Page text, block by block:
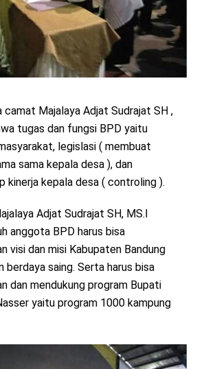
camat Majalaya Adjat Sudrajat SH ,
tugas dan fungsi BPD yaitu
legislasi ( membuat
sama kepala desa ), dan
kinerja kepala desa ( controling ).
Adjat Sudrajat SH, MS.I
anggota BPD harus bisa
visi dan misi Kabupaten Bandung
berdaya saing. Serta harus bisa
dan mendukung program Bupati
yaitu program 1000 kampung